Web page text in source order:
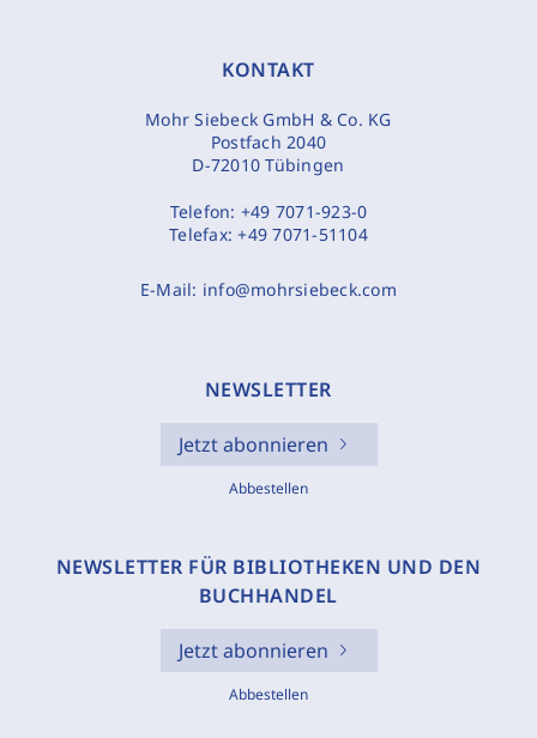
KONTAKT
Mohr Siebeck GmbH & Co. KG
Postfach 2040
D-72010 Tübingen
Telefon: +49 7071-923-0
Telefax:+49 7071-51104
E-Mail: info@mohrsiebeck.com
NEWSLETTER
Jetzt abonnieren
Abbestellen
NEWSLETTER FÜR BIBLIOTHEKEN UND DEN
BUCHHANDEL
Jetzt abonnieren
Abbestellen